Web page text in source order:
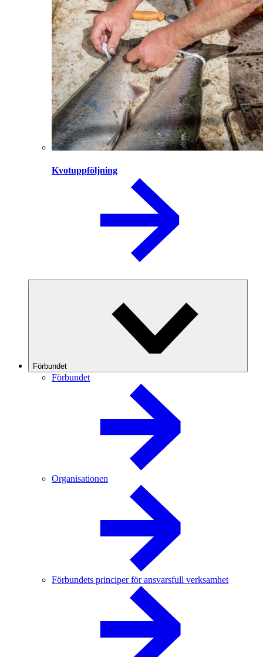
Kvotuppföljning
Förbundet
Förbundet
Organisationen
Förbundets principer för ansvarsfull verksamhet